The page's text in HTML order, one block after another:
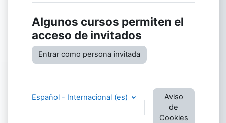
Algunos cursos permiten el
acceso de invitados
Entrar como persona invitada
Español - Internacional ‎(es)‎
Aviso
de
Cookies